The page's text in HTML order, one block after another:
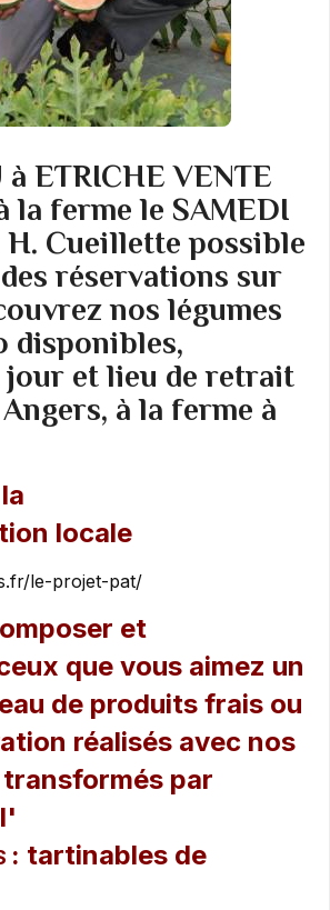
à ETRICHE VENTE
la ferme le SAMEDI
H. Cueillette possible
réservations sur
nos légumes
disponibles,
jour et lieu de retrait
à la ferme à
locale
le-projet-pat/
et
que vous aimez un
de produits frais ou
réalisés avec nos
par
: tartinables de